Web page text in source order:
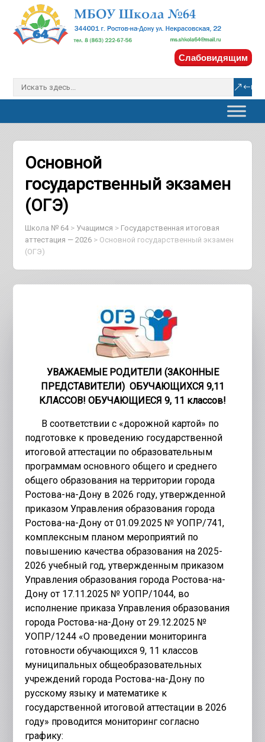
Слабовидящим
Основной
государственный экзамен
(ОГЭ)
Школа № 64> Учащимся > Государственная итоговая
аттестация — 2026 > Основной государственный экзамен
(ОГЭ)
УВАЖАЕМЫЕ РОДИТЕЛИ (ЗАКОННЫЕ
ПРЕДСТАВИТЕЛИ) ОБУЧАЮЩИХСЯ 9,11
КЛАССОВ! ОБУЧАЮЩИЕСЯ 9, 11 классов!
В соответствии с «дорожной картой» по
подготовке к проведению государственной
итоговой аттестации по образовательным
программам основного общего и среднего
общего образования на территории города
Ростова-на-Дону в 2026 году, утвержденной
приказом Управления образования города
Ростова-на-Дону от 01.09.2025 № УОПР/741,
комплексным планом мероприятий по
повышению качества образования на 2025-
2026 учебный год, утвержденным приказом
Управления образования города Ростова-на-
Дону от 17.11.2025 № УОПР/1044, во
исполнение приказа Управления образования
города Ростова-на-Дону от 29.12.2025 №
УОПР/1244 «О проведении мониторинга
готовности обучающихся 9, 11 классов
муниципальных общеобразовательных
учреждений города Ростова-на-Дону по
русскому языку и математике к
государственной итоговой аттестации в 2026
году» проводится мониторинг согласно
графику: